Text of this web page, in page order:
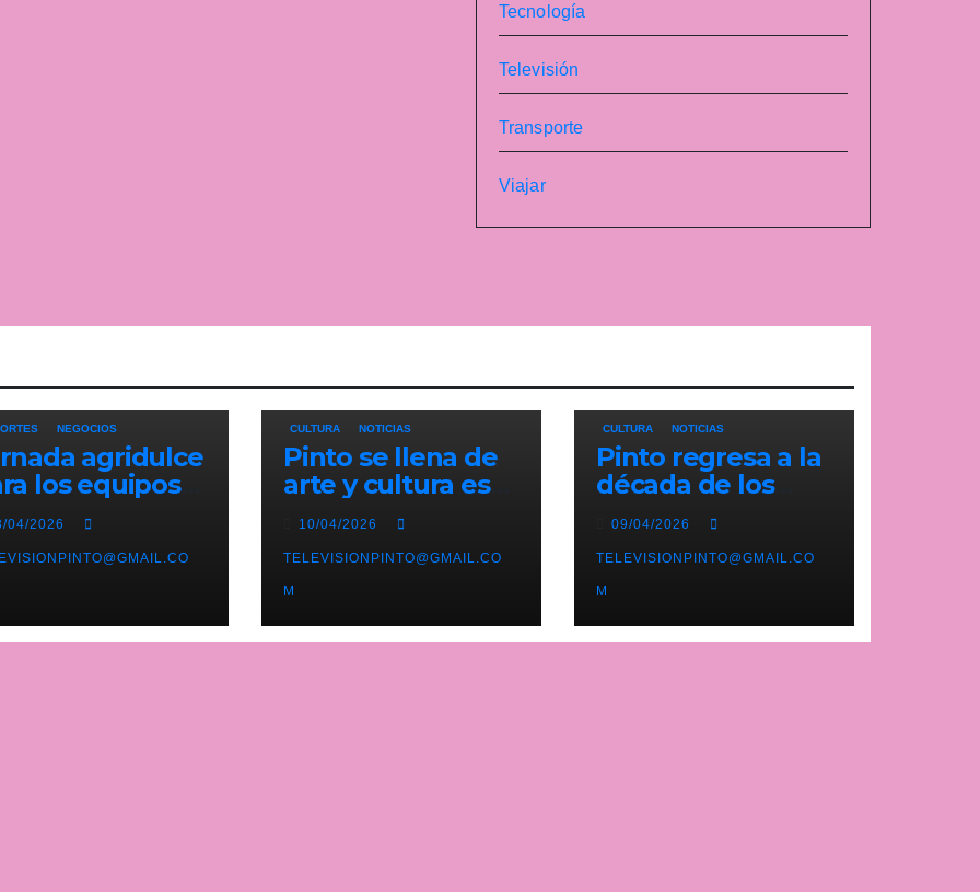
Tecnología
Televisión
Transporte
Viajar
NEGOCIOS
agridulce
los equipos
en
con el
del
de Pinto
amenaza
04/2026
CULTURA NOTICIAS
Pinto se llena de
arte y cultura este
mes de abril con
una variada
programación de
exposiciones y
espectáculos
10/04/2026
TELEVISIONPINTO@GMAIL.CO
M
CULTURA NOTICIAS
Pinto regresa a la
década de los
noventa con su
tercera feria
temática y
deportiva
09/04/2026
TELEVISIONPINTO@GMAIL.CO
M